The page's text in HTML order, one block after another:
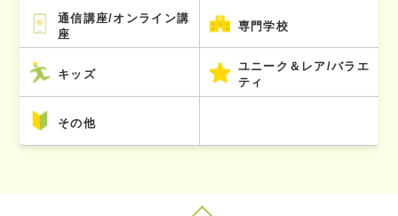
通信講座/オンライン講
座
専門学校
キッズ
ユニーク＆レア/バラエ
ティ
その他